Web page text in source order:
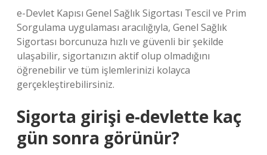
e-Devlet Kapısı Genel Sağlık Sigortası Tescil ve Prim
Sorgulama uygulaması aracılığıyla, Genel Sağlık
Sigortası borcunuza hızlı ve güvenli bir şekilde
ulaşabilir, sigortanızın aktif olup olmadığını
öğrenebilir ve tüm işlemlerinizi kolayca
gerçekleştirebilirsiniz.
Sigorta girişi e-devlette kaç
gün sonra görünür?